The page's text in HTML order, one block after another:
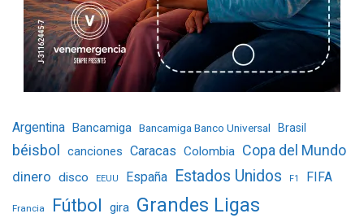
Argentina Bancamiga Bancamiga Banco Universal Brasil
béisbol canciones Caracas Colombia Copa del Mundo
dinero disco EEUU España Estados Unidos F1 FIFA
Francia Fútbol gira Grandes Ligas